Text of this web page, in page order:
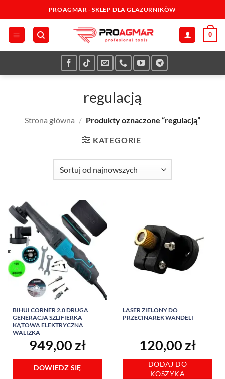
do
zawartości
PROAGMAR - SKLEP DLA GLAZURNIKÒW
0
regulacją
Strona główna / Produkty oznaczone “regulacją”
KATEGORIE
BIHUI CORNER 2.0 DRUGA
GENERACJA SZLIFIERKA
KĄTOWA ELEKTRYCZNA
WALIZKA
949,00 zł
DOWIEDZ SIĘ
LASER ZIELONY DO
PRZECINAREK WANDELI
120,00 zł
DODAJ DO
KOSZYKA